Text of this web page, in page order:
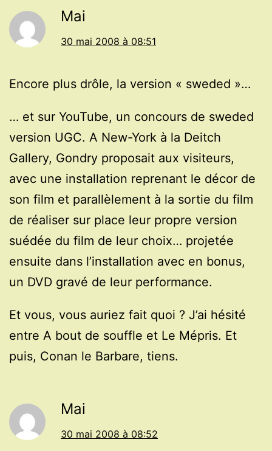
Mai
30 mai 2008 à 08:51
Encore plus drôle, la version « sweded »…
… et sur YouTube, un concours de sweded
version UGC. A New-York à la Deitch
Gallery, Gondry proposait aux visiteurs,
avec une installation reprenant le décor de
son film et parallèlement à la sortie du film
de réaliser sur place leur propre version
suédée du film de leur choix… projetée
ensuite dans l’installation avec en bonus,
un DVD gravé de leur performance.
Et vous, vous auriez fait quoi ? J’ai hésité
entre A bout de souffle et Le Mépris. Et
puis, Conan le Barbare, tiens.
Mai
30 mai 2008 à 08:52